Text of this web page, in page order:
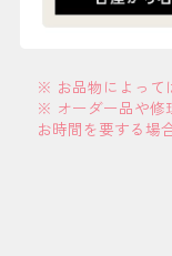
※ お品物によって
※ オーダー品や修
お時間を要する場